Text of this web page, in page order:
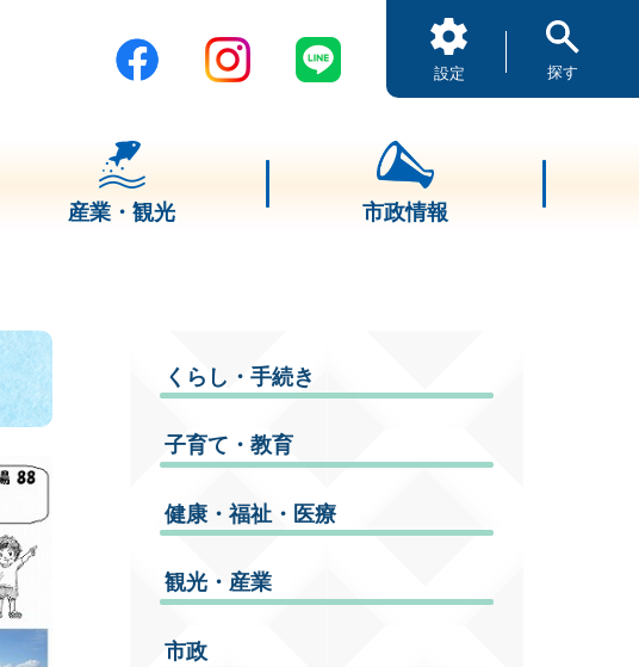
設定 探す
産業・観光 市政情報
くらし・手続き
子育て・教育
健康・福祉・医療
観光・産業
市政